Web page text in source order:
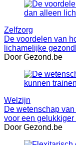
Zelfzorg
De voordelen van
lichamelijke
Door Gezond.be
Welzijn
De wetenschap
voor een gelukkiger
Door Gezond.be